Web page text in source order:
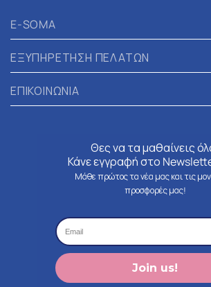
E-SOMA
ΕΞΥΠΗΡΕΤΗΣΗ ΠΕΛΑΤΩΝ
ΕΠΙΚΟΙΝΩΝΙΑ
Θες να τα μαθαίνεις
Κάνε εγγραφή στο
Μάθε πρώτος τα νέα μας και τις
προσφορές μας!
Join us!